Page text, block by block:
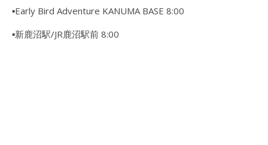
▪Early Bird Adventure KANUMA BASE 8:00
▪新鹿沼駅/JR鹿沼駅前 8:00